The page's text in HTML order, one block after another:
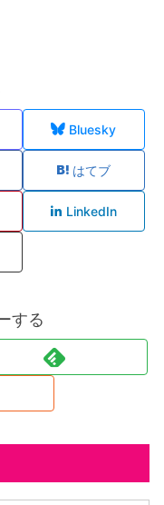
Bluesky
はてブ
LinkedIn
する